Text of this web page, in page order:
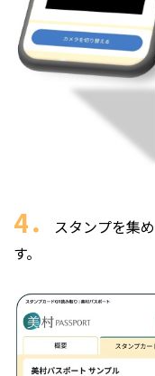
4．
スタンプを集
す。